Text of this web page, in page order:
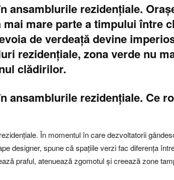
ansamblurile rezidențiale.
mare parte a timpului între
de verdeață devine
rezidențiale, zona verde nu
clădirilor.
ansamblurile rezidențiale. Ce
În momentul în care dezvoltatorii
designer, spune că spațiile verzi fac diferența
praful, atenuează zgomotul și creează zone